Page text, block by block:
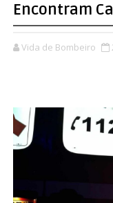
Encontram
Vida de Bombeiro